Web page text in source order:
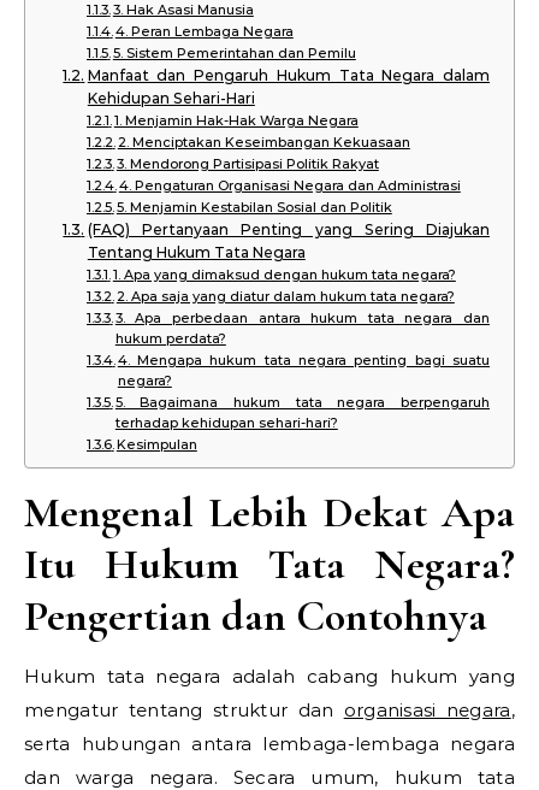
3. Hak Asasi Manusia
4. Peran Lembaga Negara
5. Sistem Pemerintahan dan Pemilu
Manfaat dan Pengaruh Hukum Tata Negara dalam
Kehidupan Sehari-Hari
1. Menjamin Hak-Hak Warga Negara
2. Menciptakan Keseimbangan Kekuasaan
3. Mendorong Partisipasi Politik Rakyat
4. Pengaturan Organisasi Negara dan Administrasi
5. Menjamin Kestabilan Sosial dan Politik
(FAQ) Pertanyaan Penting yang Sering Diajukan
Tentang Hukum Tata Negara
1. Apa yang dimaksud dengan hukum tata negara?
2. Apa saja yang diatur dalam hukum tata negara?
3. Apa perbedaan antara hukum tata negara dan
hukum perdata?
4. Mengapa hukum tata negara penting bagi suatu
negara?
5. Bagaimana hukum tata negara berpengaruh
terhadap kehidupan sehari-hari?
Kesimpulan
Mengenal Lebih Dekat Apa
Itu Hukum Tata Negara?
Pengertian dan Contohnya
Hukum tata negara adalah cabang hukum yang
mengatur tentang struktur dan organisasi negara,
serta hubungan antara lembaga-lembaga negara
dan warga negara. Secara umum, hukum tata